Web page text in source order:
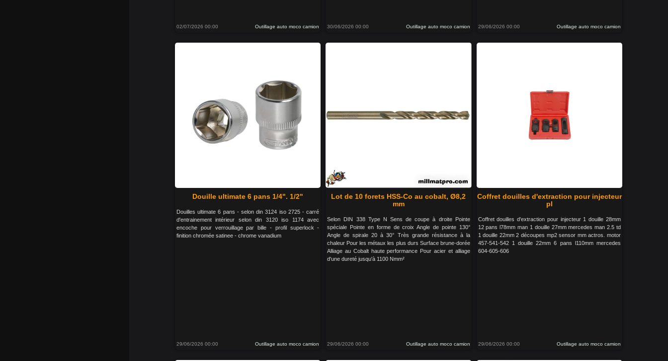
02/07/2026 00:00 Outillage auto moco camion 30/06/2026 00:00 Outillage auto moco camion 29/06/2026 00:00 Outillage auto moco camion
Douille ultimate 6 pans 1/4". 1/2"
Douilles ultimate 6 pans - selon din 3124 iso 2725 - carré
d'entrainement intérieur selon din 3120 iso 1174 avec
encoche pour verrouillage par bille - profil superlock -
finition chromée satinee - chrome vanadium
29/06/2026 00:00 Outillage auto moco camion
Lot de 10 forets HSS-Co au cobalt, Ø8,2
mm
Selon DIN 338 Type N Sens de coupe à droite Pointe
spéciale Pointe en forme de croix Angle de pointe 130°
Angle de spirale 20 à 30° Très grande résistance à la
chaleur Pour les métaux les plus durs Surface brune-dorée
Alliage au Cobalt haute performance Pour acier et alliage
d'une dureté jusqu'à 1100 Nmm²
29/06/2026 00:00 Outillage auto moco camion
Coffret douilles d'extraction pour injecteur
pl
Coffret douilles d'extraction pour injecteur 1 douille 28mm
12 pans l78mm man 1 douille 27mm mercedes man 2.5 td
1 douille 22mm 2 découpes mp2 sensor mm actros. motor
457-541-542 1 douille 22mm 6 pans l110mm mercedes
604-605-606
29/06/2026 00:00 Outillage auto moco camion